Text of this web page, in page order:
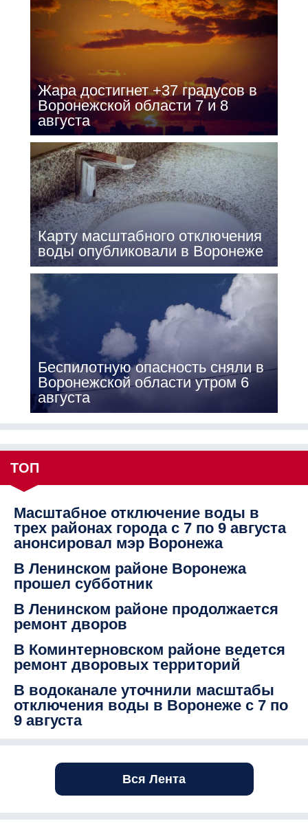
Жара достигнет +37 градусов в
Воронежской области 7 и 8
августа
Карту масштабного отключения
воды опубликовали в Воронеже
Беспилотную опасность сняли в
Воронежской области утром 6
августа
ТОП
Масштабное отключение воды в
трех районах города с 7 по 9 августа
анонсировал мэр Воронежа
В Ленинском районе Воронежа
прошел субботник
В Ленинском районе продолжается
ремонт дворов
В Коминтерновском районе ведется
ремонт дворовых территорий
В водоканале уточнили масштабы
отключения воды в Воронеже с 7 по
9 августа
Вся Лента